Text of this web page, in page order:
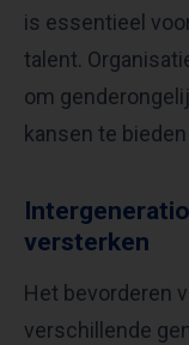
is essentieel
talent.
om
kansen te
versterken
Het bevorderen
verschillende